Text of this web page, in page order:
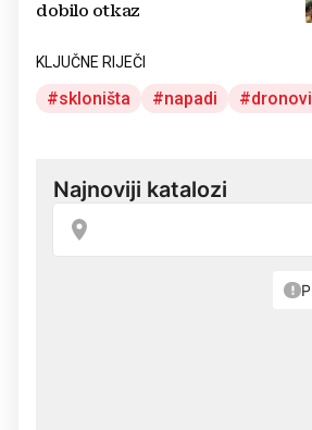
dobilo otkaz
KLJUČNE RIJEČI
skloništa napadi dronovi